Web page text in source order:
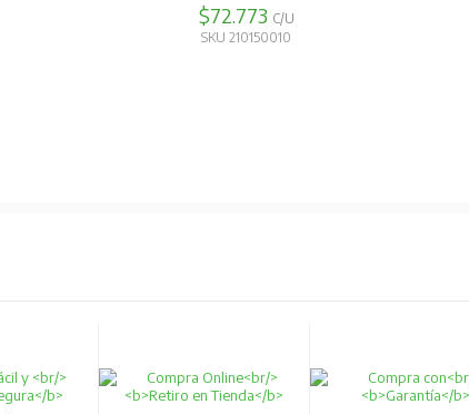
robotizadas que garantizan alta productividad y calidad.
$72.773 C/U
SKU 210150010